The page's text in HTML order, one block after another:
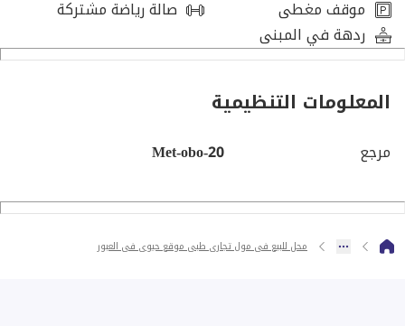
تقسيط حتى 4 سنوات
الاستلام 2028
موقف مغطى
صالة رياضة مشتركة
ردهة في المبنى
المعلومات التنظيمية
مرجع Met-obo-20
محل للبيع فى مول تجارى طبى موقع حيوى فى العبور